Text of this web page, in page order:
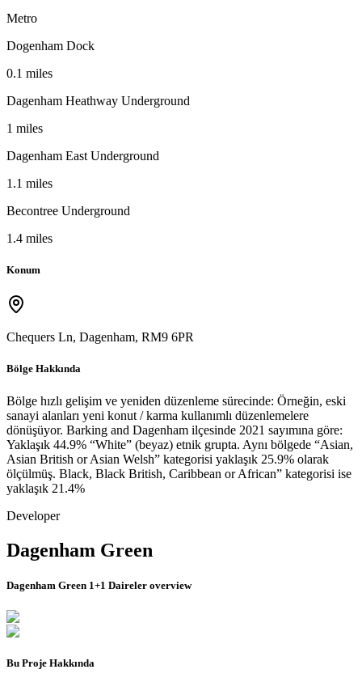
Metro
Dogenham Dock
0.1 miles
Dagenham Heathway Underground
1 miles
Dagenham East Underground
1.1 miles
Becontree Underground
1.4 miles
Konum
Chequers Ln, Dagenham, RM9 6PR
Bölge Hakkında
Bölge hızlı gelişim ve yeniden düzenleme sürecinde: Örneğin, eski
sanayi alanları yeni konut / karma kullanımlı düzenlemelere
dönüşüyor. Barking and Dagenham ilçesinde 2021 sayımına göre:
Yaklaşık 44.9% “White” (beyaz) etnik grupta. Aynı bölgede “Asian,
Asian British or Asian Welsh” kategorisi yaklaşık 25.9% olarak
ölçülmüş. Black, Black British, Caribbean or African” kategorisi ise
yaklaşık 21.4%
Developer
Dagenham Green
Dagenham Green 1+1 Daireler overview
Bu Proje Hakkında